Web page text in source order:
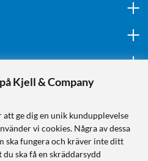
Kjell & Company
ge dig en unik kundupplevelse
vi cookies. Några av dessa
ska fungera och kräver inte ditt
ska få en skräddarsydd